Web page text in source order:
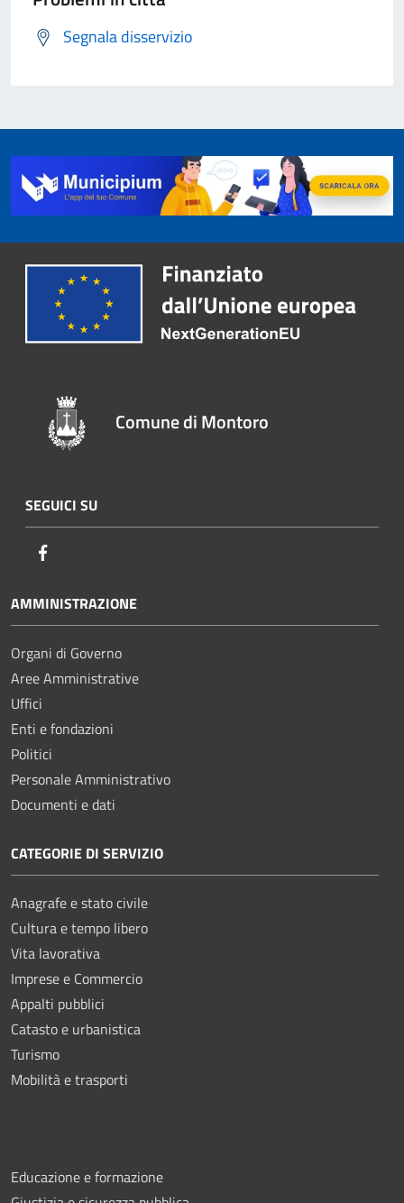
Segnala disservizio
Comune di Montoro
SEGUICI SU
AMMINISTRAZIONE
Organi di Governo
Aree Amministrative
Uffici
Enti e fondazioni
Politici
Personale Amministrativo
Documenti e dati
CATEGORIE DI SERVIZIO
Anagrafe e stato civile
Cultura e tempo libero
Vita lavorativa
Imprese e Commercio
Appalti pubblici
Catasto e urbanistica
Turismo
Mobilità e trasporti
Educazione e formazione